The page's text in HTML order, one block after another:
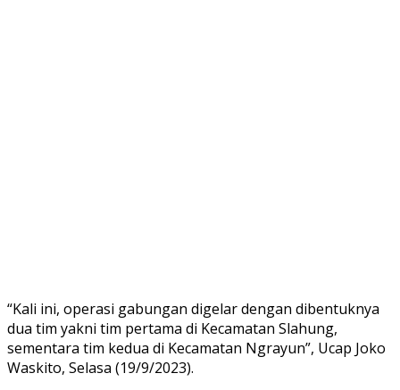
“Kali ini, operasi gabungan digelar dengan dibentuknya
dua tim yakni tim pertama di Kecamatan Slahung,
sementara tim kedua di Kecamatan Ngrayun”, Ucap Joko
Waskito, Selasa (19/9/2023).